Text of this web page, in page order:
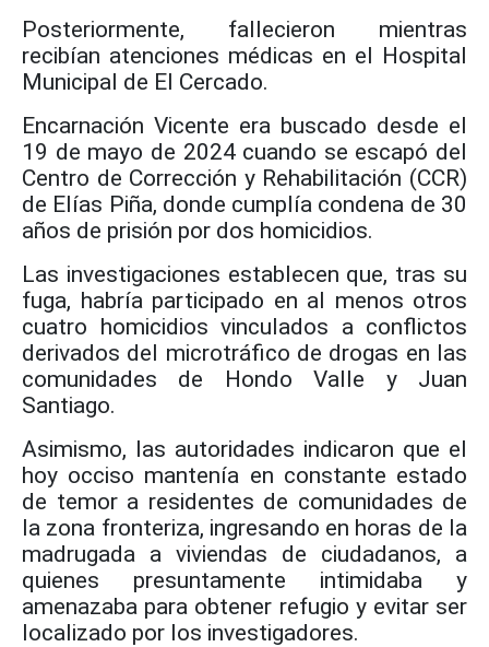
Posteriormente, fallecieron mientras
recibían atenciones médicas en el Hospital
Municipal de El Cercado.
Encarnación Vicente era buscado desde el
19 de mayo de 2024 cuando se escapó del
Centro de Corrección y Rehabilitación (CCR)
de Elías Piña, donde cumplía condena de 30
años de prisión por dos homicidios.
Las investigaciones establecen que, tras su
fuga, habría participado en al menos otros
cuatro homicidios vinculados a conflictos
derivados del microtráfico de drogas en las
comunidades de Hondo Valle y Juan
Santiago.
Asimismo, las autoridades indicaron que el
hoy occiso mantenía en constante estado
de temor a residentes de comunidades de
la zona fronteriza, ingresando en horas de la
madrugada a viviendas de ciudadanos, a
quienes presuntamente intimidaba y
amenazaba para obtener refugio y evitar ser
localizado por los investigadores.